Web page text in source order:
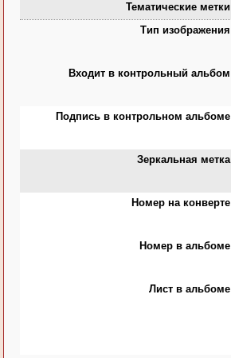
Тематические метки
Тип изображения
Входит в контрольный альбом
Подпись в контрольном альбоме
Зеркальная метка
Номер на конверте
Номер в альбоме
Лист в альбоме